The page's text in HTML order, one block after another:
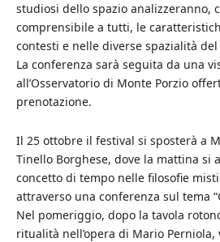
studiosi dello spazio analizzeranno,
comprensibile a tutti, le
contesti e nelle diverse spazialità
La conferenza sarà seguita da una
all’Osservatorio di Monte Porzio
prenotazione.
Il 25 ottobre il festival si sposterà a
Tinello Borghese, dove la mattina si
concetto di tempo nelle filosofie
attraverso una conferenza sul tema
Nel pomeriggio, dopo la tavola
ritualità nell’opera di Mario